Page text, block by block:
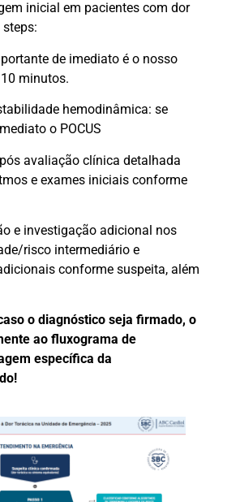
inicial em pacientes com dor
de imediato é o nosso
minutos.
hemodinâmica: se
o POCUS
avaliação clínica detalhada
e exames iniciais conforme
e investigação adicional nos
risco intermediário e
conforme suspeita, além
o diagnóstico seja firmado, o
ao fluxograma de
específica da